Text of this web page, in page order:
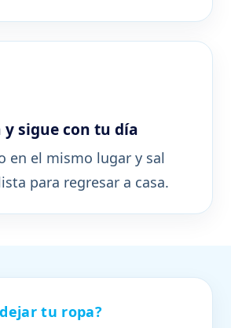
y sigue con tu día
en el mismo lugar y sal
para regresar a casa.
tu ropa?